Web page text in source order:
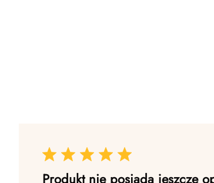
Produkt nie posiada jeszcze